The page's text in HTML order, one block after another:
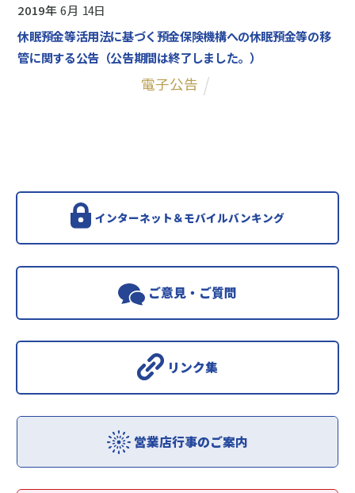
2019 6 14
休眠預金等活用法に基づく預金保険機構への休眠預金等の移
管に関する公告（公告期間は終了しました。）
電子公告
インターネット＆モバイルバンキング
ご意見・ご質問
リンク集
営業店行事のご案内